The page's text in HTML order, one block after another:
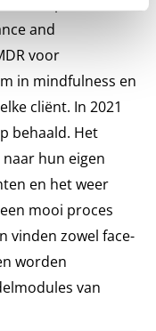
and
voor
in mindfulness en
cliënt. In 2021
behaald. Het
hun eigen
en het weer
mooi proces
vinden zowel face-
worden
van